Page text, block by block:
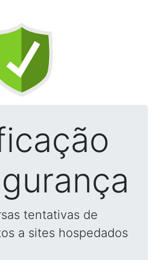
tentativas de
a sites hospedados